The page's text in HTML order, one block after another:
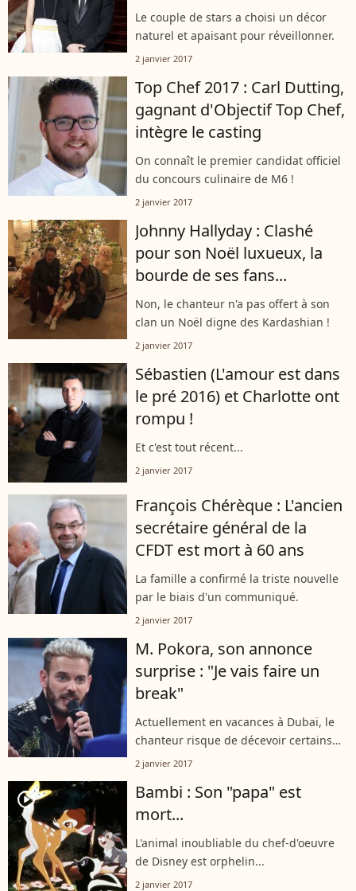
Le couple de stars a choisi un décor
naturel et apaisant pour réveillonner.
2 janvier 2017
Top Chef 2017 : Carl Dutting,
gagnant d'Objectif Top Chef,
intègre le casting
On connaît le premier candidat officiel
du concours culinaire de M6 !
2 janvier 2017
Johnny Hallyday : Clashé
pour son Noël luxueux, la
bourde de ses fans...
Non, le chanteur n'a pas offert à son
clan un Noël digne des Kardashian !
2 janvier 2017
Sébastien (L'amour est dans
le pré 2016) et Charlotte ont
rompu !
Et c'est tout récent...
2 janvier 2017
François Chérèque : L'ancien
secrétaire général de la
CFDT est mort à 60 ans
La famille a confirmé la triste nouvelle
par le biais d'un communiqué.
2 janvier 2017
M. Pokora, son annonce
surprise : "Je vais faire un
break"
Actuellement en vacances à Dubaï, le
chanteur risque de décevoir certains
de ses fans.
2 janvier 2017
player2
Bambi : Son "papa" est
mort...
L'animal inoubliable du chef-d'oeuvre
de Disney est orphelin...
2 janvier 2017